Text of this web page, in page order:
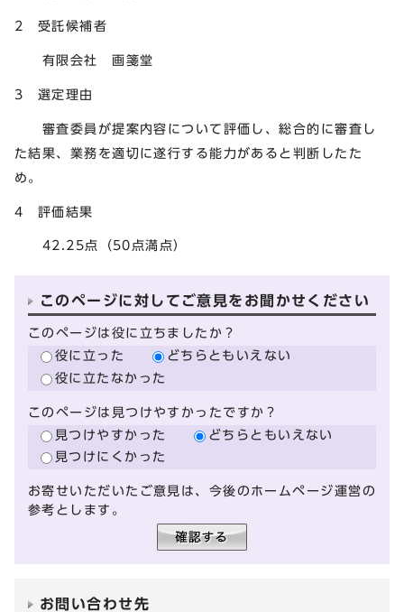
2 受託候補者
有限会社 画箋堂
3 選定理由
審査委員が提案内容について評価し、総合的に審査し
た結果、業務を適切に遂行する能力があると判断したた
め。
4 評価結果
42.25点（50点満点）
このページに対してご意見をお聞かせください
このページは役に立ちましたか？
役に立った
どちらともいえない
役に立たなかった
このページは見つけやすかったですか？
見つけやすかった
どちらともいえない
見つけにくかった
お寄せいただいたご意見は、今後のホームページ運営の
参考とします。
お問い合わせ先